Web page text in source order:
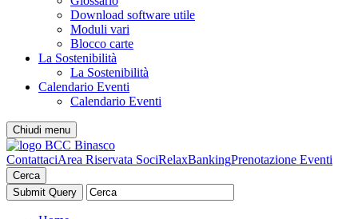
Download software utile
Moduli vari
Blocco carte
La Sostenibilità
La Sostenibilità
Calendario Eventi
Calendario Eventi
Chiudi menu
ContattaciArea Riservata SociRelaxBankingPrenotazione Eventi
Cerca